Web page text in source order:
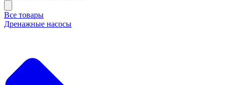
Все товары
Дренажные насосы